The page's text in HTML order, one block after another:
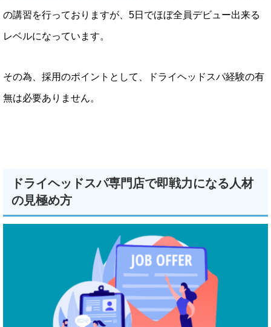
の講習を行っておりますが、5日でほぼ全員デビュー出来る
レベルになっています。
その為、採用のポイントとして、ドライヘッドスパ経験の有
無は必要ありません。
ドライヘッドスパ専門店で即戦力になる人材
の見極め方